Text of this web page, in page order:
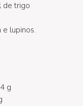
de trigo
e lupinos.
g